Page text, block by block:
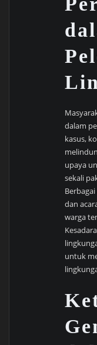
dalam
kasus,
upaya
sekali
dan
warga
untuk